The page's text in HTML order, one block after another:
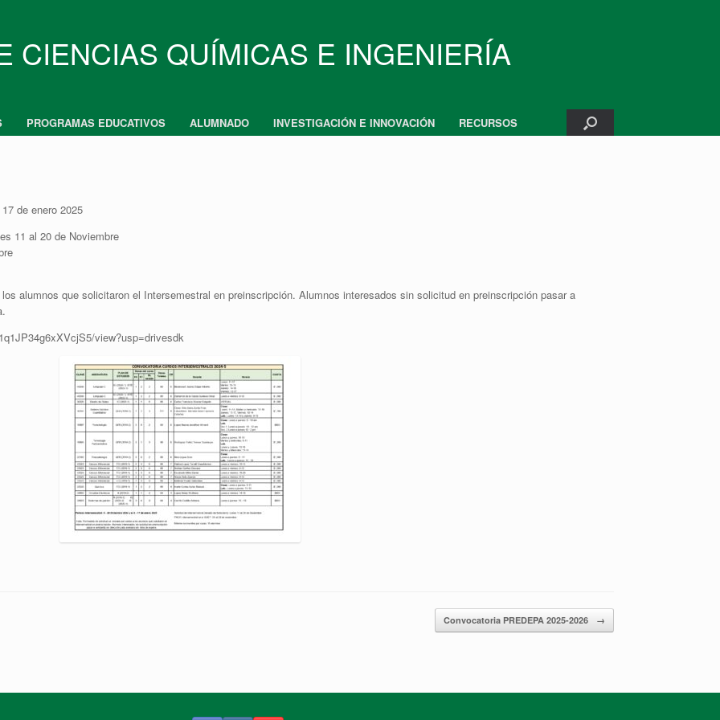
CIENCIAS QUÍMICAS E INGENIERÍA
PROGRAMAS EDUCATIVOS ALUMNADO INVESTIGACIÓN E INNOVACIÓN RECURSOS
de enero 2025
11 al 20 de Noviembre
alumnos que solicitaron el Intersemestral en preinscripción. Alumnos interesados sin solicitud en preinscripción pasar a
view?usp=drivesdk
Convocatoria PREDEPA 2025-2026 →